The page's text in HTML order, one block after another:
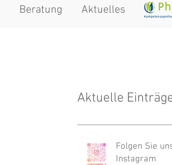
Beratung Aktuelles
Aktuelle
Folgen Sie
Instagram